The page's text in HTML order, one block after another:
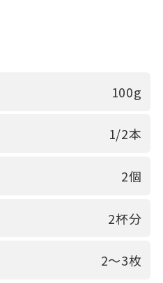
100g
1/2本
2個
2杯分
2～3枚